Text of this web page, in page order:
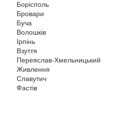
Борісполь
Бровари
Буча
Волошків
Ірпінь
Взуття
Переяслав-Хмельницький
Живлення
Славутич
Фастів